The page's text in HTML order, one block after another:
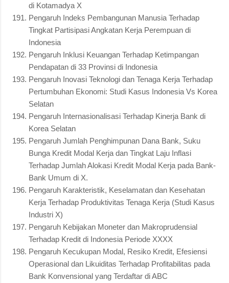
di Kotamadya X
Pengaruh Indeks Pembangunan Manusia Terhadap
Tingkat Partisipasi Angkatan Kerja Perempuan di
Indonesia
Pengaruh Inklusi Keuangan Terhadap Ketimpangan
Pendapatan di 33 Provinsi di Indonesia
Pengaruh Inovasi Teknologi dan Tenaga Kerja Terhadap
Pertumbuhan Ekonomi: Studi Kasus Indonesia Vs Korea
Selatan
Pengaruh Internasionalisasi Terhadap Kinerja Bank di
Korea Selatan
Pengaruh Jumlah Penghimpunan Dana Bank, Suku
Bunga Kredit Modal Kerja dan Tingkat Laju Inflasi
Terhadap Jumlah Alokasi Kredit Modal Kerja pada Bank-
Bank Umum di X.
Pengaruh Karakteristik, Keselamatan dan Kesehatan
Kerja Terhadap Produktivitas Tenaga Kerja (Studi Kasus
Industri X)
Pengaruh Kebijakan Moneter dan Makroprudensial
Terhadap Kredit di Indonesia Periode XXXX
Pengaruh Kecukupan Modal, Resiko Kredit, Efesiensi
Operasional dan Likuiditas Terhadap Profitabilitas pada
Bank Konvensional yang Terdaftar di ABC